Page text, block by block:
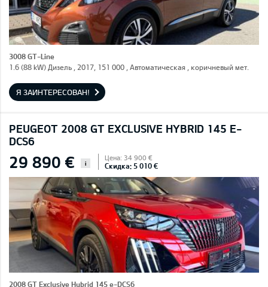
3008 GT-Line
1.6 (88 kW) Дизель , 2017, 151 000 , Автоматическая , коричневый мет.
Я ЗАИНТЕРЕСОВАН!
PEUGEOT 2008 GT EXCLUSIVE HYBRID 145 E-
DCS6
29 890 € i
Цена: 34 900 €
Скидка: 5 010 €
2008 GT Exclusive Hybrid 145 e-DCS6